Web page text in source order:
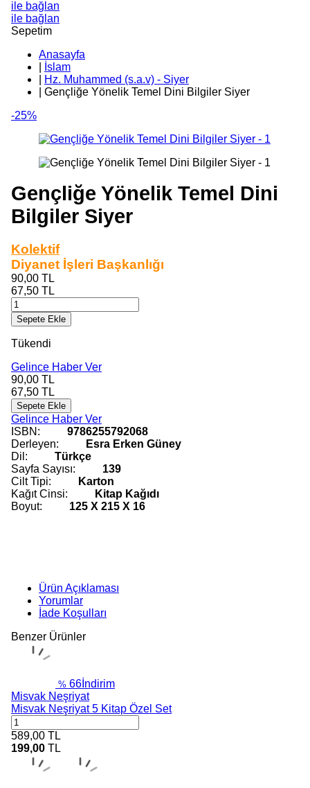
ile bağlan
ile bağlan
Sepetim
Anasayfa
İslam
Hz. Muhammed (s.a.v) - Siyer
Gençliğe Yönelik Temel Dini Bilgiler Siyer
-25%
Gençliğe Yönelik Temel Dini
Bilgiler Siyer
Kolektif
Diyanet İşleri Başkanlığı
90,00 TL
67,50 TL
Sepete Ekle
Tükendi
Gelince Haber Ver
90,00 TL
67,50 TL
Sepete Ekle
Gelince Haber Ver
ISBN:
9786255792068
Derleyen:
Esra Erken Güney
Dil:
Türkçe
Sayfa Sayısı:
139
Cilt Tipi:
Karton
Kağıt Cinsi:
Kitap Kağıdı
Boyut:
125 X 215 X 16
Ürün Açıklaması
Yorumlar
İade Koşulları
Benzer Ürünler
% 66 İndirim
Misvak Neşriyat
Misvak Neşriyat 5 Kitap Özel Set
589,00 TL
199,00 TL